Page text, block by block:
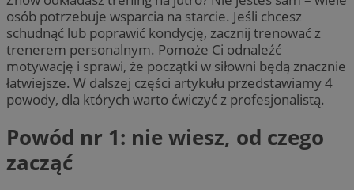
osób potrzebuje wsparcia na starcie. Jeśli chcesz
schudnąć lub poprawić kondycję, zacznij trenować z
trenerem personalnym. Pomoże Ci odnaleźć
motywację i sprawi, że początki w siłowni będą znacznie
łatwiejsze. W dalszej części artykułu przedstawiamy 4
powody, dla których warto ćwiczyć z profesjonalistą.
Powód nr 1: nie wiesz, od czego
zacząć